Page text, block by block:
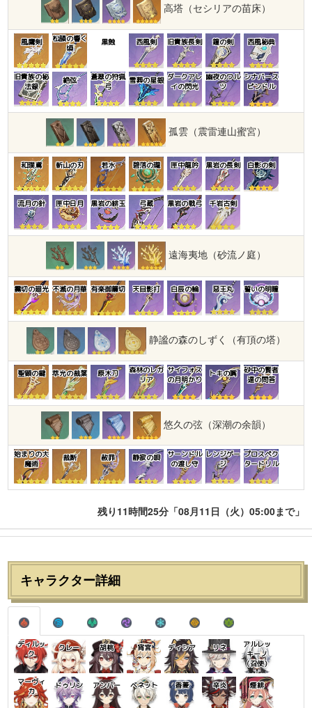
高塔（セシリアの苗床）
風鷹剣
松韻の響く
頃
黒蝕 西風剣 旧貴族長剣 鐘の剣 西風秘典
旧貴族の秘
法録
絶弦
蒼翠の狩猟
弓
雪葬の星銀 ダークアレ
イの閃光
幽夜のワル
ツ
シナバース
ピンドル
孤雲（震雷連山蜜宮）
和璞鳶 斬山の刃 若水 碧落の瓏 匣中龍吟 黒岩の長剣 白影の剣
流月の針 匣中日月 黒岩の緋玉 弓蔵 黒岩の戦弓 千岩古剣
遠海夷地（砂流ノ庭）
霧切の廻光 不滅の月華 有楽御簾切 天目影打 白辰の輪 惡王丸 誓いの明瞳
静謐の森のしずく（有頂の塔）
聖顕の鍵 萃光の裁葉 原木刀
森林のレガ
リア
サイフォス
の月明かり
トキの嘴
砂中の賢者
達の問答
悠久の弦（深潮の余韻）
始まりの大
魔術
裁断 赦罪 静寂の唄
サーンドル
の渡し守
レンジゲー
ジ
プロスペク
タードリル
残り11時間25分「08月11日（火）05:00まで」
キャラクター詳細
ディルッ
ク
クレー 胡桃 宵宮 ディシア リネ
アルレッ
キーノ
（召使）
マーヴィ
カ
ドゥリン アンバー ベネット 香菱 辛炎 煙緋